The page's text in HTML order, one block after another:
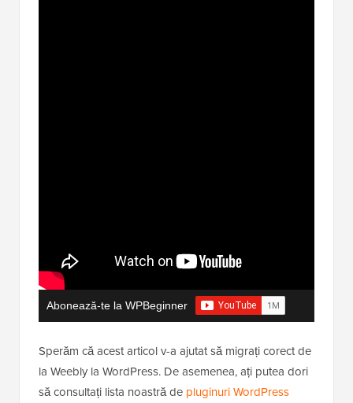
Abonează-te la WPBeginner
Sperăm că acest articol v-a ajutat să migrați corect de
la Weebly la WordPress. De asemenea, ați putea dori
să consultați lista noastră de pluginuri WordPress